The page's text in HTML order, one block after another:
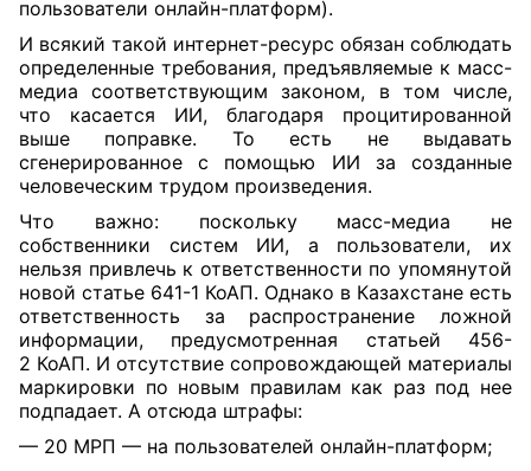
пользователи онлайн-платформ).
И всякий такой интернет-ресурс обязан соблюдать
определенные требования, предъявляемые к масс-
медиа соответствующим законом, в том числе,
что касается ИИ, благодаря процитированной
выше поправке. То есть не выдавать
сгенерированное с помощью ИИ за созданные
человеческим трудом произведения.
Что важно: поскольку масс-медиа не
собственники систем ИИ, а пользователи, их
нельзя привлечь к ответственности по упомянутой
новой статье 641-1 КоАП. Однако в Казахстане есть
ответственность за распространение ложной
информации, предусмотренная статьей 456-
2 КоАП. И отсутствие сопровождающей материалы
маркировки по новым правилам как раз под нее
подпадает. А отсюда штрафы:
— 20 МРП — на пользователей онлайн-платформ;